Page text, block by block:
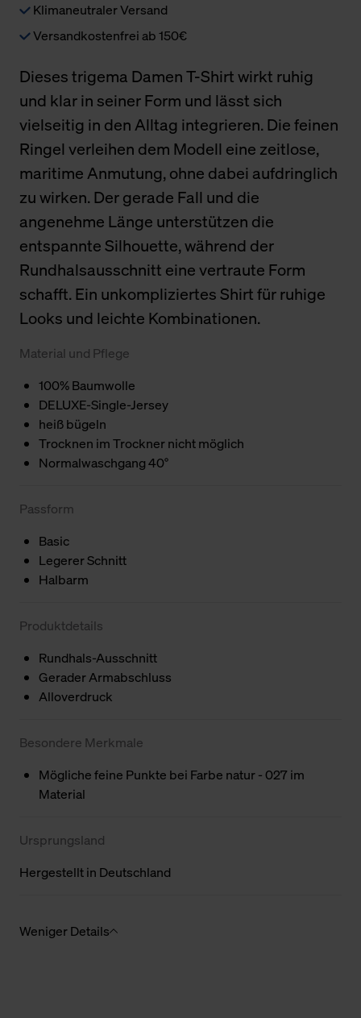
Klimaneutraler Versand
Versandkostenfrei ab 150€
Dieses trigema Damen T-Shirt wirkt ruhig
und klar in seiner Form und lässt sich
vielseitig in den Alltag integrieren. Die feinen
Ringel verleihen dem Modell eine zeitlose,
maritime Anmutung, ohne dabei aufdringlich
zu wirken. Der gerade Fall und die
angenehme Länge unterstützen die
entspannte Silhouette, während der
Rundhalsausschnitt eine vertraute Form
schafft. Ein unkompliziertes Shirt für ruhige
Looks und leichte Kombinationen.
Material und Pflege
100% Baumwolle
DELUXE-Single-Jersey
heiß bügeln
Trocknen im Trockner nicht möglich
Normalwaschgang 40°
Passform
Basic
Legerer Schnitt
Halbarm
Produktdetails
Rundhals-Ausschnitt
Gerader Armabschluss
Alloverdruck
Besondere Merkmale
Mögliche feine Punkte bei Farbe natur - 027 im
Material
Ursprungsland
Hergestellt in Deutschland
Weniger Details